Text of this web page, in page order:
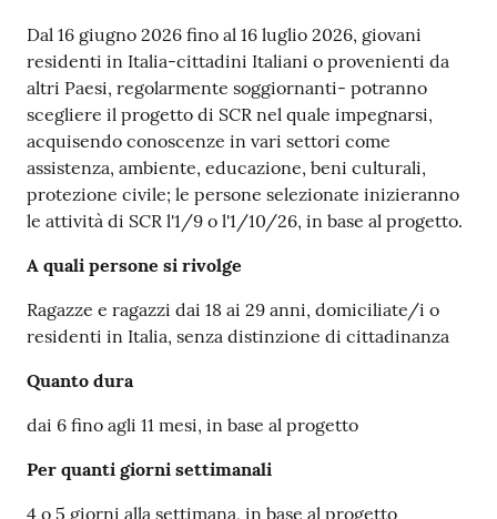
Contenuto
Dal 16 giugno 2026 fino al 16 luglio 2026, giovani
residenti in Italia-cittadini Italiani o provenienti da
altri Paesi, regolarmente soggiornanti- potranno
scegliere il progetto di SCR nel quale impegnarsi,
acquisendo conoscenze in vari settori come
assistenza, ambiente, educazione, beni culturali,
protezione civile; le persone selezionate inizieranno
le attività di SCR l'1/9 o l'1/10/26, in base al progetto.
A quali persone si rivolge
Ragazze e ragazzi dai 18 ai 29 anni, domiciliate/i o
residenti in Italia, senza distinzione di cittadinanza
Quanto dura
dai 6 fino agli 11 mesi, in base al progetto
Per quanti giorni settimanali
4 o 5 giorni alla settimana, in base al progetto